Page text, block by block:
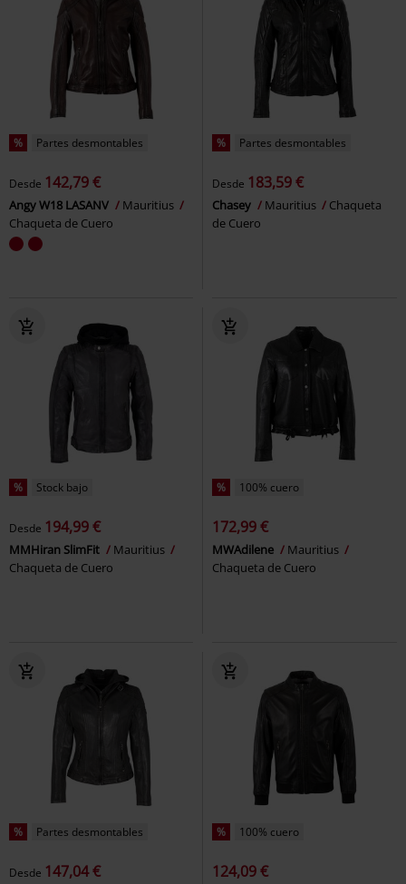
% Partes desmontables
Desde 142,79 €
Angy W18 LASANV
Mauritius
Chaqueta de Cuero
% Partes desmontables
Desde 183,59 €
Chasey Mauritius
Chaqueta
de Cuero
% Stock bajo
Desde 194,99 €
MMHiran SlimFit
Mauritius
Chaqueta de Cuero
% 100% cuero
172,99 €
MWAdilene
Mauritius
Chaqueta de Cuero
% Partes desmontables
Desde 147,04 €
% 100% cuero
124,09 €